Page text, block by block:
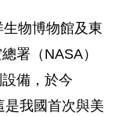
物博物館及東
署（NASA）
備，於今
是我國首次與美